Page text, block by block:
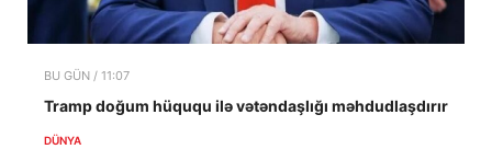
BU GÜN / 11:07
Tramp doğum hüququ ilə vətəndaşlığı məhdudlaşdırır
DÜNYA